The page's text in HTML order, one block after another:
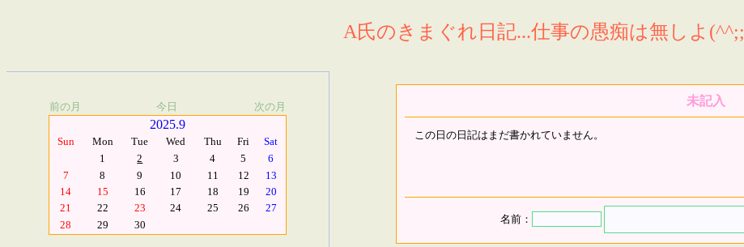
A氏のきまぐれ日記...仕事の愚痴は無しよ(^^;;
前の月 今日 次の月
2025.9
Sun Mon Tue Wed Thu Fri
Sat
1
2 3 4 5
6
7
8 9 10 11 12
13
14
15 16 17 18 19
20
21
22 23 24 25 26
27
28
29 30
未記入
この日の日記はまだ書かれていません。
名前：